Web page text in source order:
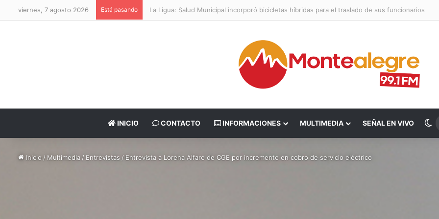
viernes, 7 agosto 2026 Está pasando La Ligua: Salud Municipal incorporó bicicletas híbridas para el traslado de sus funcionarios
INICIO CONTACTO INFORMACIONES MULTIMEDIA SEÑAL EN VIVO
Inicio / Multimedia / Entrevistas / Entrevista a Lorena Alfaro de CGE por incremento en cobro de servicio eléctrico